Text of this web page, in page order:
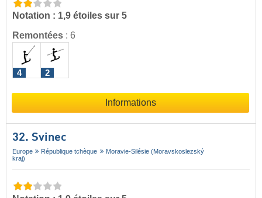
Notation : 1,9 étoiles sur 5
Remontées : 6
4 2
Informations
32. Svinec
Europe République tchèque
Moravie-Silésie (Moravskoslezský
kraj)